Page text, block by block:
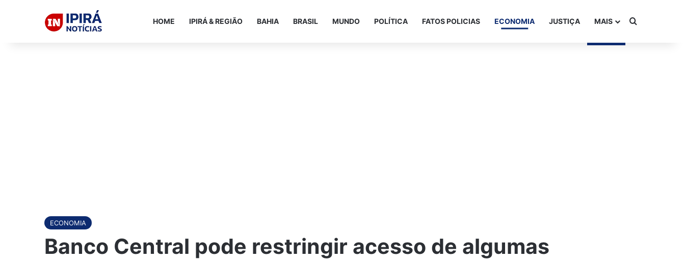
HOME IPIRÁ & REGIÃO BAHIA BRASIL MUNDO POLÍTICA FATOS POLICIAS ECONOMIA JUSTIÇA MAIS Procurar por
ECONOMIA
Banco Central pode restringir acesso de algumas